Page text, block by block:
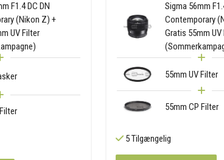
F1.4 DC DN
(Nikon Z) +
UV Filter
Sigma 56mm
Contemporary
Gratis 55mm UV
55mm UV Filter
55mm CP Filter
5 Tilgængelig